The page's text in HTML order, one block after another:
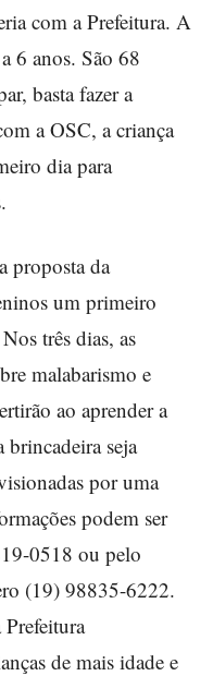
com a Prefeitura. A
6 anos. São 68
basta fazer a
a OSC, a criança
dia para
proposta da
um primeiro
três dias, as
malabarismo e
ao aprender a
brincadeira seja
por uma
podem ser
0518 ou pelo
(19) 98835-6222.
Prefeitura
de mais idade e